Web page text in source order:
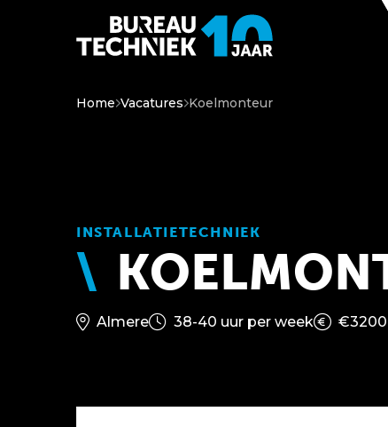
Home Vacatures Koelmonteur
INSTALLATIETECHNIEK
Almere 38-40 uur per week